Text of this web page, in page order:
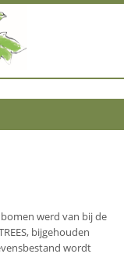
werd van bij de
bijgehouden
wordt